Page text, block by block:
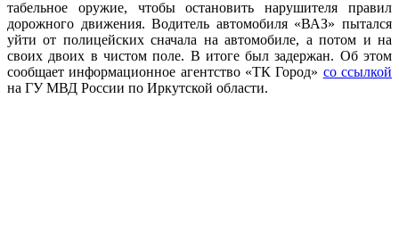
табельное оружие, чтобы остановить нарушителя правил
дорожного движения. Водитель автомобиля «ВАЗ» пытался
уйти от полицейских сначала на автомобиле, а потом и на
своих двоих в чистом поле. В итоге был задержан. Об этом
сообщает информационное агентство «ТК Город» со ссылкой
на ГУ МВД России по Иркутской области.